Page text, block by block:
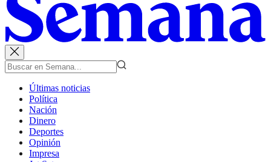
Últimas noticias
Política
Nación
Dinero
Deportes
Opinión
Impresa